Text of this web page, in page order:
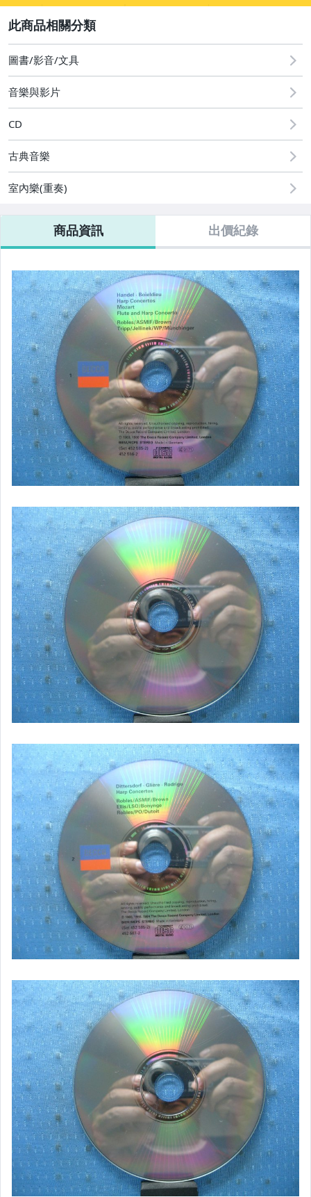
國語光碟
台語光碟
古典光碟
粵語光碟
日語光碟
韓語光碟
西洋光碟
相聲國劇光碟
連續據 DVD光碟
電影電視電玩原聲帶
卡拉OK DVD光碟
DVD演唱會光碟
DVD電影光碟
原版卡帶
原版藍光遊戲光碟
PSP及其他原版遊戲光碟
藍光電影影片光碟
其他類光碟
XBOX遊戲光碟
旅遊書籍小說書刊
集郵
其它
圖書/影音/文具
音樂與影片
CD
古典音樂
室內樂(重奏)
商品資訊 出價紀錄